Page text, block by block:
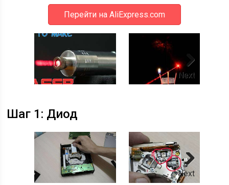
Перейти на AliExpress.com
Next
Шаг 1: Диод
Next